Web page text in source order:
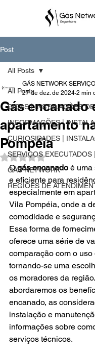
Post
All Posts
DICAS | INSTALAÇÕES
INFORMAÇÕES |
CURIOSIDADES |
SERVIÇOS
GÁS NETWORK
REGIÕES DE
All Posts
Gás encanado
apartamento
Pompéia
GÁS NETWORK
27 de dez. de 2024 2 min
Avaliado com NaN de
O gás encanado é uma
e eficiente para
especialmente em
Vila Pompéia, onde a
comodidade e
Essa forma de
oferece uma série de
comparação com o uso
tornando-se uma
os moradores da
abordaremos os
encanado, as
instalação e
informações sobre
serviços técnicos.